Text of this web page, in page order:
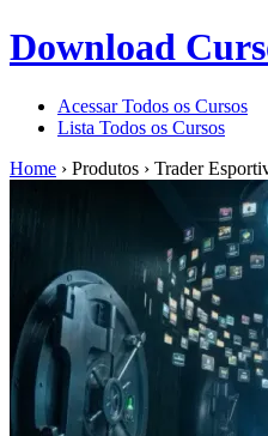
Download
Acessar Todos os Cursos
Lista Todos os Cursos
Home › Produtos › Trader